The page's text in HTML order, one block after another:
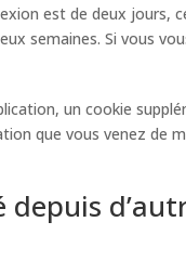
est de deux jours,
semaines. Si vous
un cookie
que vous venez de